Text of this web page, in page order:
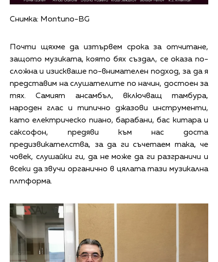
Снимка: Montuno-BG
Почти щяхме да изтървем срока за отчитане,
защото музиката, която бях създал, се оказа по-
сложна и изискваше по-внимателен подход, за да я
представим на слушателите по начин, достоен за
тях. Самият ансамбъл, включващ тамбура,
народен глас и типично джазови инструменти,
като електрическо пиано, барабани, бас китара и
саксофон, предяви към нас доста
предизвикателства, за да ги съчетаем така, че
човек, слушайки ги, да не може да ги разграничи и
всеки да звучи органично в цялата тази музикална
плтформа.